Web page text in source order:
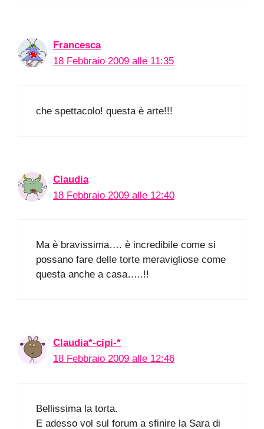
Francesca
18 Febbraio 2009 alle 11:35
che spettacolo! questa è arte!!!
Claudia
18 Febbraio 2009 alle 12:40
Ma è bravissima…. è incredibile come si
possano fare delle torte meravigliose come
questa anche a casa…..!!
Claudia*-cipi-*
18 Febbraio 2009 alle 12:46
Bellissima la torta.
E adesso vol sul forum a sfinire la Sara di